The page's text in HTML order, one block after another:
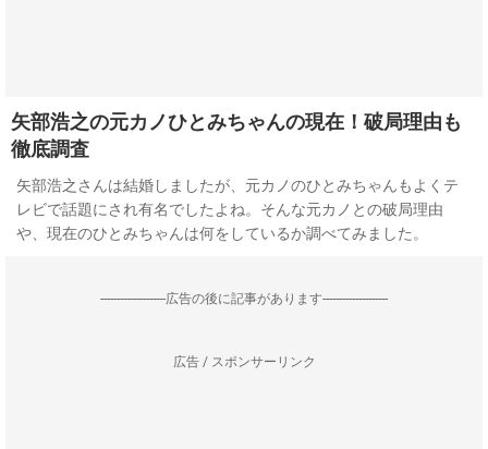
矢部浩之の元カノひとみちゃんの現在！破局理由も
徹底調査
矢部浩之さんは結婚しましたが、元カノのひとみちゃんもよくテ
レビで話題にされ有名でしたよね。そんな元カノとの破局理由
や、現在のひとみちゃんは何をしているか調べてみました。
--------------------広告の後に記事があります--------------------
広告 / スポンサーリンク